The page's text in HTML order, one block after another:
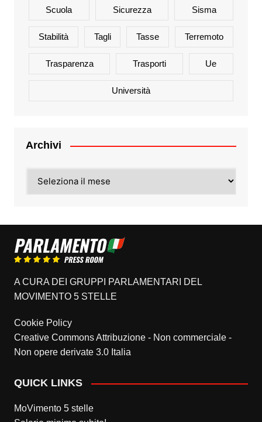
Scuola Sicurezza Sisma
Stabilità Tagli Tasse Terremoto
Trasparenza Trasporti Ue
Università
Archivi
A CURA DEI GRUPPI PARLAMENTARI DEL
MOVIMENTO 5 STELLE
Cookie Policy
Creative Commons Attribuzione - Non commerciale -
Non opere derivate 3.0 Italia
QUICK LINKS
MoVimento 5 stelle